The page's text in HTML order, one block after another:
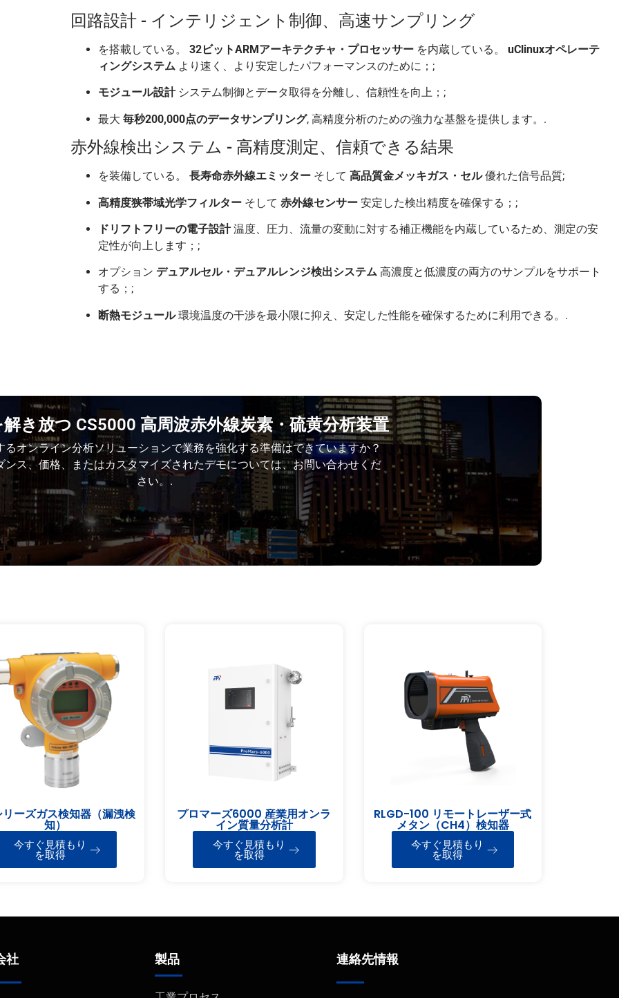
回路設計 - インテリジェント制御、高速サンプリング
を搭載している。 32ビットARMアーキテクチャ・プロセッサーを内蔵している。 uClinuxオペレーテ
ィングシステムより速く、より安定したパフォーマンスのために；;
モジュール設計システム制御とデータ取得を分離し、信頼性を向上；;
最大 毎秒200,000点のデータサンプリング, 高精度分析のための強力な基盤を提供します。.
赤外線検出システム - 高精度測定、信頼できる結果
を装備している。 長寿命赤外線エミッターそして 高品質金メッキガス・セル優れた信号品質;
高精度狭帯域光学フィルターそして 赤外線センサー安定した検出精度を確保する；;
ドリフトフリーの電子設計温度、圧力、流量の変動に対する補正機能を内蔵しているため、測定の安
定性が向上します；;
オプション デュアルセル・デュアルレンジ検出システム高濃度と低濃度の両方のサンプルをサポート
する；;
断熱モジュール環境温度の干渉を最小限に抑え、安定した性能を確保するために利用できる。.
き放つ CS5000 高周波赤外線炭素・硫黄分析装置
るオンライン分析ソリューションで業務を強化する準備はできていますか？
ンス、価格、またはカスタマイズされたデモについては、お問い合わせくだ
さい。.
ーズガス検知器（漏洩検
知）
今すぐ見積もり
を取得
プロマーズ6000 産業用オンラ
イン質量分析計
今すぐ見積もり
を取得
RLGD-100 リモートレーザー式
メタン（CH4）検知器
今すぐ見積もり
を取得
社 製品 連絡先情報